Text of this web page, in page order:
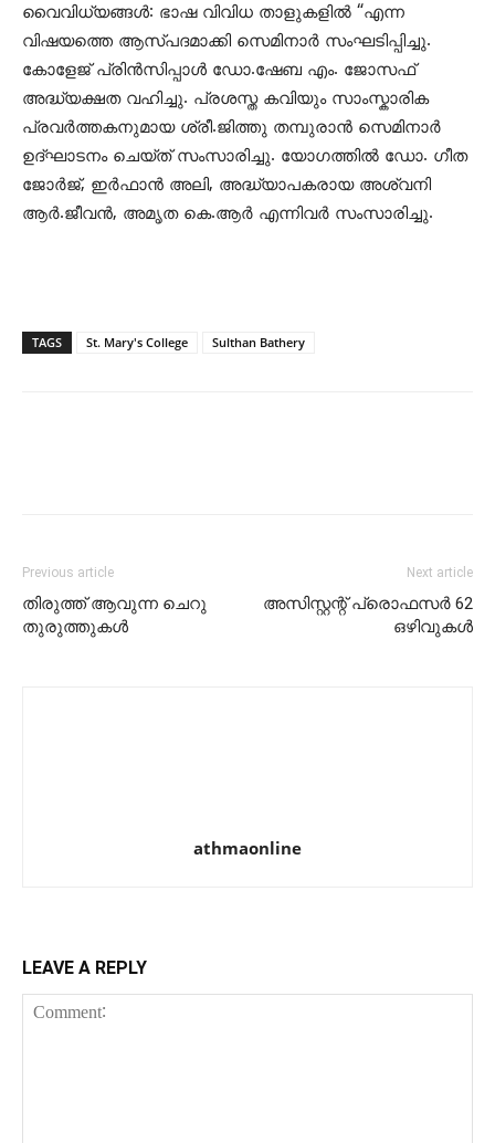
വൈവിധ്യങ്ങൾ: ഭാഷ വിവിധ താളുകളിൽ “എന്ന
വിഷയത്തെ ആസ്പദമാക്കി സെമിനാർ സംഘടിപ്പിച്ചു.
കോളേജ് പ്രിൻസിപ്പാൾ ഡോ.ഷേബ എം. ജോസഫ്
അദ്ധ്യക്ഷത വഹിച്ചു. പ്രശസ്ത കവിയും സാംസ്കാരിക
പ്രവർത്തകനുമായ ശ്രീ.ജിത്തു തമ്പുരാൻ സെമിനാർ
ഉദ്ഘാടനം ചെയ്ത് സംസാരിച്ചു. യോഗത്തിൽ ഡോ. ഗീത
ജോർജ്, ഇർഫാൻ അലി, അദ്ധ്യാപകരായ അശ്വനി
ആർ.ജീവൻ, അമൃത കെ.ആർ എന്നിവർ സംസാരിച്ചു.
TAGS St. Mary's College Sulthan Bathery
Previous article
തിരുത്ത് ആവുന്ന ചെറു
തുരുത്തുകള്‍
Next article
അസിസ്റ്റന്റ് പ്രൊഫസര്‍ 62
ഒഴിവുകള്‍
athmaonline
LEAVE A REPLY